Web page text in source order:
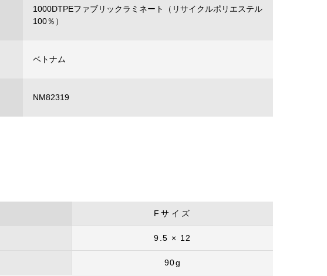
1000DTPEファブリックラミネート（リサイクルポリエステル
100％）
ベトナム
NM82319
Fサイズ
9.5 × 12
90g